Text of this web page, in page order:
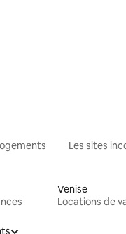
4,84 sur 5, 120
Les sites
Venise
Locations de